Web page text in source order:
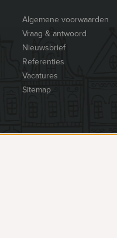
Algemene voorwaarden
Vraag & antwoord
Nieuwsbrief
Referenties
Vacatures
Sitemap